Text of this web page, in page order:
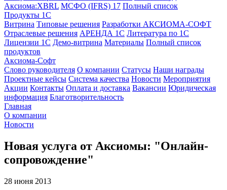
Аксиома:XBRL МСФО (IFRS) 17 Полный список
Продукты 1С
Витрина Типовые решения Разработки АКСИОМА-СОФТ
Отраслевые решения АРЕНДА 1С Литература по 1С
Лицензии 1C Демо-витрина Материалы Полный список
продуктов
Аксиома-Софт
Слово руководителя О компании Статусы Наши награды
Проектные кейсы Система качества Новости Мероприятия
Акции Контакты Оплата и доставка Вакансии Юридическая
информация Благотворительность
Главная
О компании
Новости
Новая услуга от Аксиомы: "Онлайн-
сопровождение"
28 июня 2013